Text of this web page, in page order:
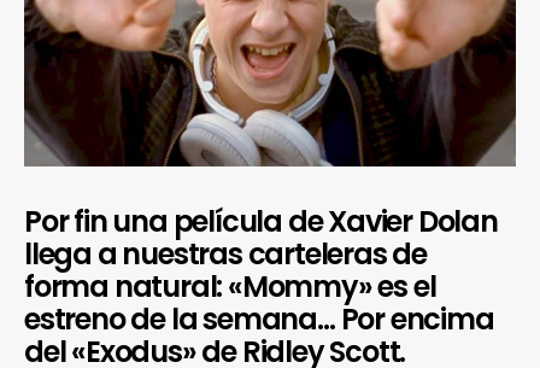
Por fin una película de Xavier Dolan
llega a nuestras carteleras de
forma natural: «Mommy» es el
estreno de la semana… Por encima
del «Exodus» de Ridley Scott.